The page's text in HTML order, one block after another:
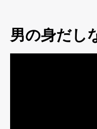
男の身だし